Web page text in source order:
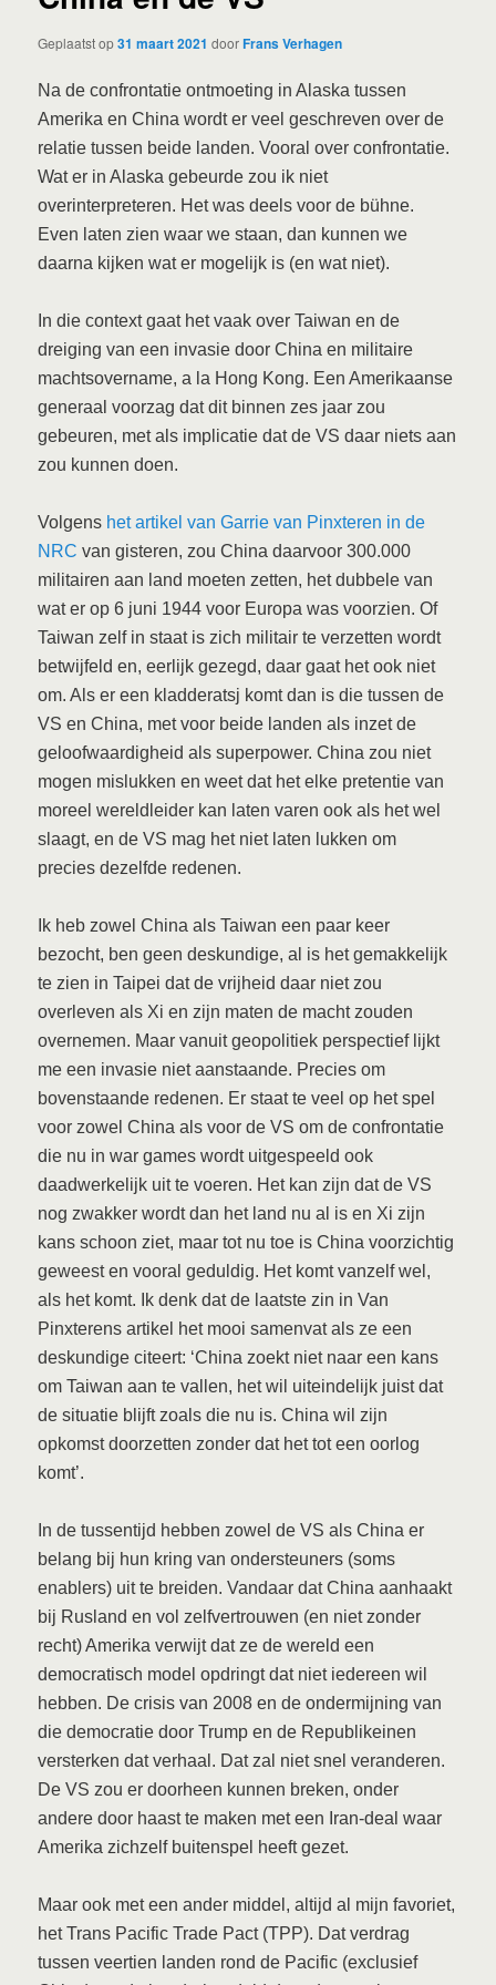
Geplaatst op31 maart 2021 doorFrans Verhagen
Na de confrontatie ontmoeting in Alaska tussen
Amerika en China wordt er veel geschreven over de
relatie tussen beide landen. Vooral over confrontatie.
Wat er in Alaska gebeurde zou ik niet
overinterpreteren. Het was deels voor de bühne.
Even laten zien waar we staan, dan kunnen we
daarna kijken wat er mogelijk is (en wat niet).
In die context gaat het vaak over Taiwan en de
dreiging van een invasie door China en militaire
machtsovername, a la Hong Kong. Een Amerikaanse
generaal voorzag dat dit binnen zes jaar zou
gebeuren, met als implicatie dat de VS daar niets aan
zou kunnen doen.
Volgens het artikel van Garrie van Pinxteren in de
NRC van gisteren, zou China daarvoor 300.000
militairen aan land moeten zetten, het dubbele van
wat er op 6 juni 1944 voor Europa was voorzien. Of
Taiwan zelf in staat is zich militair te verzetten wordt
betwijfeld en, eerlijk gezegd, daar gaat het ook niet
om. Als er een kladderatsj komt dan is die tussen de
VS en China, met voor beide landen als inzet de
geloofwaardigheid als superpower. China zou niet
mogen mislukken en weet dat het elke pretentie van
moreel wereldleider kan laten varen ook als het wel
slaagt, en de VS mag het niet laten lukken om
precies dezelfde redenen.
Ik heb zowel China als Taiwan een paar keer
bezocht, ben geen deskundige, al is het gemakkelijk
te zien in Taipei dat de vrijheid daar niet zou
overleven als Xi en zijn maten de macht zouden
overnemen. Maar vanuit geopolitiek perspectief lijkt
me een invasie niet aanstaande. Precies om
bovenstaande redenen. Er staat te veel op het spel
voor zowel China als voor de VS om de confrontatie
die nu in war games wordt uitgespeeld ook
daadwerkelijk uit te voeren. Het kan zijn dat de VS
nog zwakker wordt dan het land nu al is en Xi zijn
kans schoon ziet, maar tot nu toe is China voorzichtig
geweest en vooral geduldig. Het komt vanzelf wel,
als het komt. Ik denk dat de laatste zin in Van
Pinxterens artikel het mooi samenvat als ze een
deskundige citeert: ‘China zoekt niet naar een kans
om Taiwan aan te vallen, het wil uiteindelijk juist dat
de situatie blijft zoals die nu is. China wil zijn
opkomst doorzetten zonder dat het tot een oorlog
komt’.
In de tussentijd hebben zowel de VS als China er
belang bij hun kring van ondersteuners (soms
enablers) uit te breiden. Vandaar dat China aanhaakt
bij Rusland en vol zelfvertrouwen (en niet zonder
recht) Amerika verwijt dat ze de wereld een
democratisch model opdringt dat niet iedereen wil
hebben. De crisis van 2008 en de ondermijning van
die democratie door Trump en de Republikeinen
versterken dat verhaal. Dat zal niet snel veranderen.
De VS zou er doorheen kunnen breken, onder
andere door haast te maken met een Iran-deal waar
Amerika zichzelf buitenspel heeft gezet.
Maar ook met een ander middel, altijd al mijn favoriet,
het Trans Pacific Trade Pact (TPP). Dat verdrag
tussen veertien landen rond de Pacific (exclusief